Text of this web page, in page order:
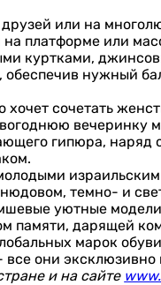
или на
платформе или
куртками,
нужный
сочетать
вечеринку
гипюра, наряд
темно- и
уютные
памяти, дарящей
марок
они эксклюзивно
и на сайте